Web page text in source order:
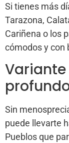
Si tienes más
Tarazona,
Cariñena o los
cómodos y con
Sin
puede llevarte
Pueblos que